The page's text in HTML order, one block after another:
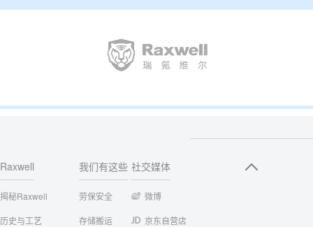
Raxwell
揭秘Raxwell
历史与工艺
我们有这些
劳保安全
存储搬运
社交媒体
微博
京东自营店